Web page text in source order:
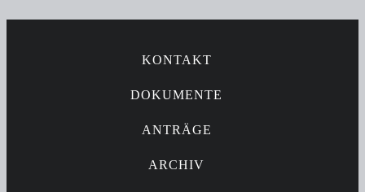
KONTAKT
DOKUMENTE
ANTRÄGE
ARCHIV